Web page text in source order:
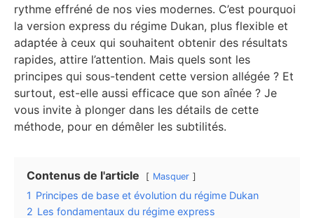
rythme effréné de nos vies modernes. C’est pourquoi
la version express du régime Dukan, plus flexible et
adaptée à ceux qui souhaitent obtenir des résultats
rapides, attire l’attention. Mais quels sont les
principes qui sous-tendent cette version allégée ? Et
surtout, est-elle aussi efficace que son aînée ? Je
vous invite à plonger dans les détails de cette
méthode, pour en démêler les subtilités.
Contenus de l'article Masquer
1 Principes de base et évolution du régime Dukan
2 Les fondamentaux du régime express